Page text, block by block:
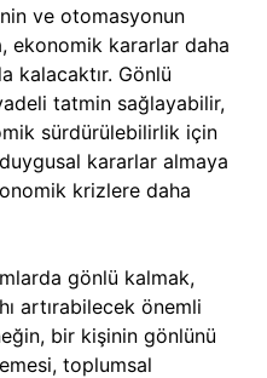
ve otomasyonun
ekonomik kararlar daha
kalacaktır. Gönlü
tatmin sağlayabilir,
sürdürülebilirlik için
kararlar almaya
krizlere daha
gönlü kalmak,
artırabilecek önemli
bir kişinin gönlünü
toplumsal